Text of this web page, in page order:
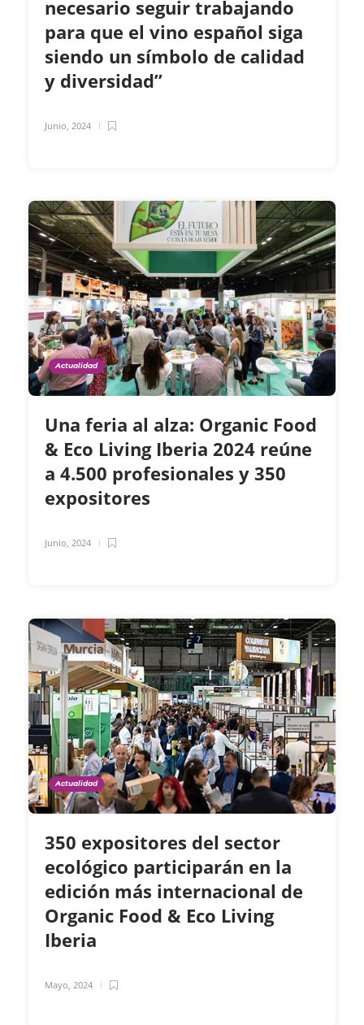
necesario seguir trabajando
para que el vino español siga
siendo un símbolo de calidad
y diversidad”
Junio, 2024
Actualidad
Una feria al alza: Organic Food
& Eco Living Iberia 2024 reúne
a 4.500 profesionales y 350
expositores
Junio, 2024
Actualidad
350 expositores del sector
ecológico participarán en la
edición más internacional de
Organic Food & Eco Living
Iberia
Mayo, 2024